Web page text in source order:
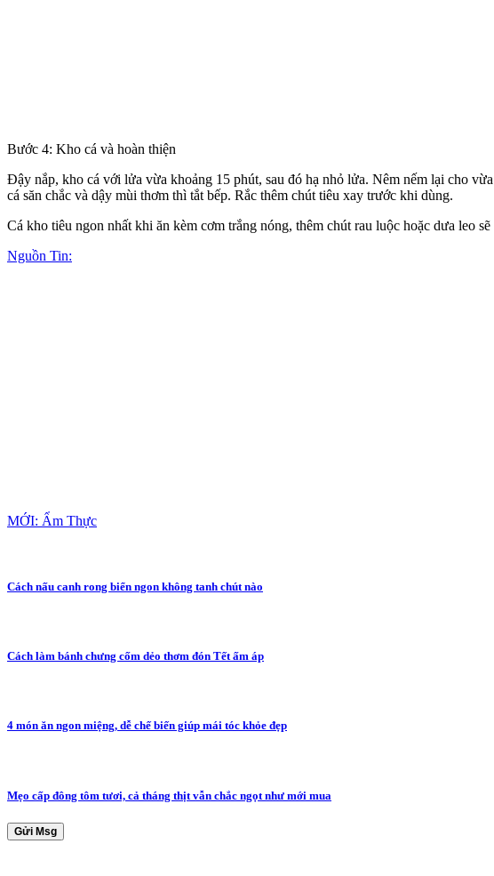
Bước 4: Kho cá và hoàn thiện
Đậy nắp, kho cá với lửa vừa khoảng 15 phút, sau đó hạ nhỏ lửa. Nêm nếm lại cho
cá săn chắc và dậy mùi thơm thì tắt bếp. Rắc thêm chút tiêu xay trước khi dùng.
Cá kho tiêu ngon nhất khi ăn kèm cơm trắng nóng, thêm chút rau luộc hoặc dưa leo
Nguồn Tin:
MỚI: Ẩm Thực
Cách nấu canh rong biển ngon không tanh chút nào
Cách làm bánh chưng cốm dẻo thơm đón Tết ấm áp
4 món ăn ngon miệng, dễ chế biến giúp mái tóc khỏe đẹp
Mẹo cấp đông tôm tươi, cả tháng thịt vẫn chắc ngọt như mới mua
Gửi Msg